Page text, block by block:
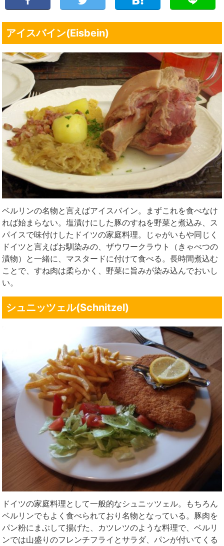
アイスバイン(Eisbein)
ベルリンの名物と言えばアイスバイン。まずこれを食べなけ
れば始まらない。塩漬けにした豚のすねを野菜と煮込み、ス
パイスで味付けしたドイツの家庭料理。じゃがいもや同じく
ドイツと言えばお馴染みの、ザウワークラウト（きゃべつの
漬物）と一緒に、マスタードに付けて食べる。長時間煮込む
ことで、すね肉は柔らかく、野菜に旨みが染み込んでおいし
い。
シュニッツェル(Schnitzel)
ドイツの家庭料理として一般的なシュニッツェル。もちろん
ベルリンでもよく食べられており名物となっている。豚肉を
パン粉にまぶして揚げた、カツレツのような料理で、ベルリ
ンでは山盛りのフレンチフライとサラダ、パンが付いてくる